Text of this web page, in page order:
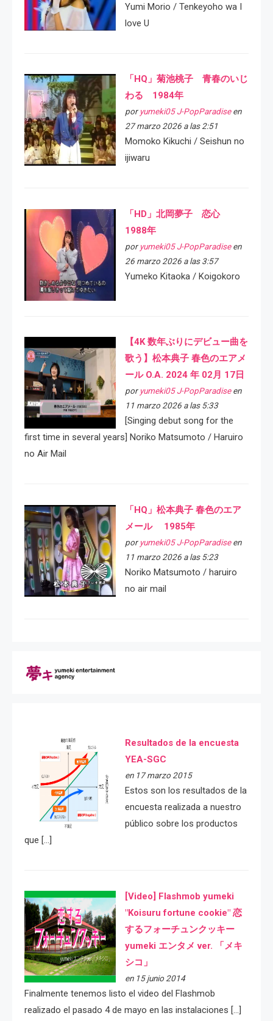
Yumi Morio / Tenkeyoho wa I
love U
「HQ」菊池桃子 青春のいじ
わる 1984年
por yumeki05 J-PopParadiseen
27 marzo 2026 a las 2:51
Momoko Kikuchi / Seishun no
ijiwaru
「HD」北岡夢子 恋心
1988年
por yumeki05 J-PopParadiseen
26 marzo 2026 a las 3:57
Yumeko Kitaoka / Koigokoro
【4K 数年ぶりにデビュー曲を
歌う】松本典子 春色のエアメ
ール O.A. 2024 年 02月 17日
por yumeki05 J-PopParadiseen
11 marzo 2026 a las 5:33
[Singing debut song for the
first time in several years] Noriko Matsumoto / Haruiro
no Air Mail
「HQ」松本典子 春色のエア
メール 1985年
por yumeki05 J-PopParadiseen
11 marzo 2026 a las 5:23
Noriko Matsumoto / haruiro
no air mail
Resultados de la encuesta
YEA-SGC
en 17 marzo 2015
Estos son los resultados de la
encuesta realizada a nuestro
público sobre los productos
que […]
[Video] Flashmob yumeki
"Koisuru fortune cookie" 恋
するフォーチュンクッキー
yumeki エンタメ ver. 「メキ
シコ」
en 15 junio 2014
Finalmente tenemos listo el video del Flashmob
realizado el pasado 4 de mayo en las instalaciones […]